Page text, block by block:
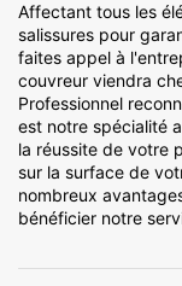
Affectant tous les
salissures pour
faites appel à
couvreur viendra
Professionnel
est notre spécialité
la réussite de votre
sur la surface de
nombreux
bénéficier notre